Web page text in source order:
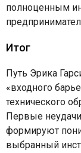
полноценным
Итог
Путь Эрика
«входного
технического
Первые
формируют
выбранный